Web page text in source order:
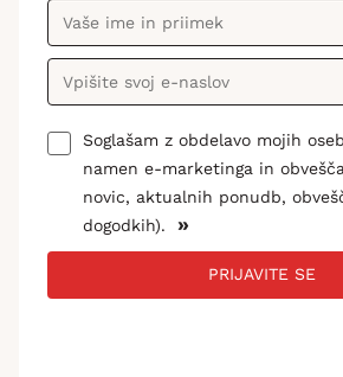
Soglašam z obdelavo mojih
namen e-marketinga in
novic, aktualnih ponudb,
dogodkih).
»
PRIJAVITE SE